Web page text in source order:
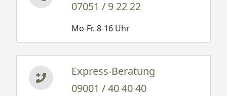
07051 / 9 22 22
Mo-Fr. 8-16 Uhr
Express-Beratung
09001 / 40 40 40